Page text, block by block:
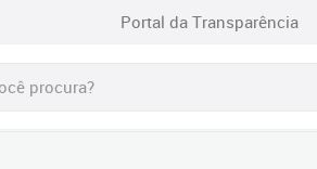
Portal da Transparência